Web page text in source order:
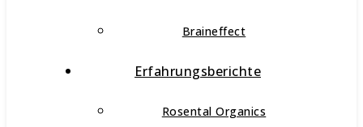
Braineffect
Erfahrungsberichte
Rosental Organics